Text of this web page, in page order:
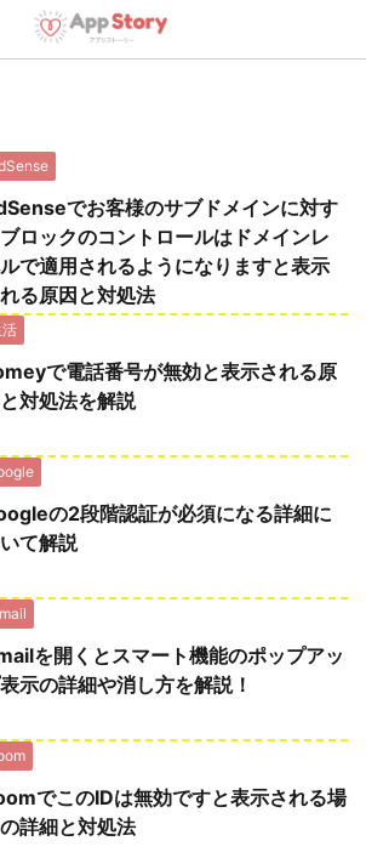
でお客様のサブドメインに対す
ロックのコントロールはドメインレ
で適用されるようになりますと表示
る原因と対処法
で電話番号が無効と表示される原
対処法を解説
の2段階認証が必須になる詳細に
て解説
を開くとスマート機能のポップアッ
示の詳細や消し方を解説！
でこのIDは無効ですと表示される場
詳細と対処法